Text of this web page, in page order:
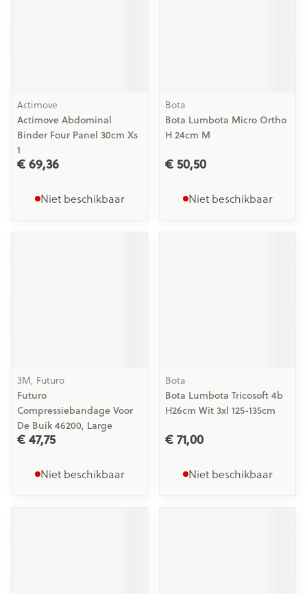
Actimove
Actimove Abdominal
Binder Four Panel 30cm Xs
1
€ 69,36
Niet beschikbaar
Bota
Bota Lumbota Micro Ortho
H 24cm M
€ 50,50
Niet beschikbaar
3M, Futuro
Futuro
Compressiebandage Voor
De Buik 46200, Large
€ 47,75
Niet beschikbaar
Bota
Bota Lumbota Tricosoft 4b
H26cm Wit 3xl 125-135cm
€ 71,00
Niet beschikbaar